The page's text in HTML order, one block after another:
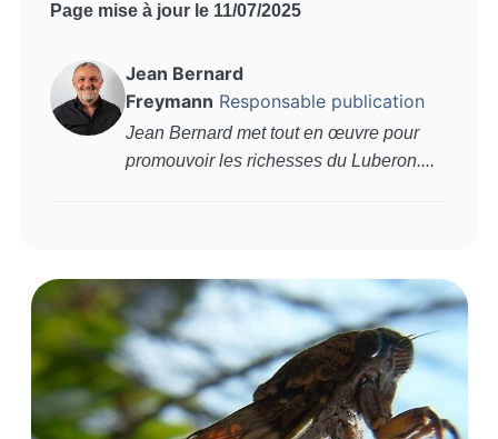
Page mise à jour le 11/07/2025
Jean Bernard
Freymann Responsable publication
Jean Bernard met tout en œuvre pour
promouvoir les richesses du Luberon....